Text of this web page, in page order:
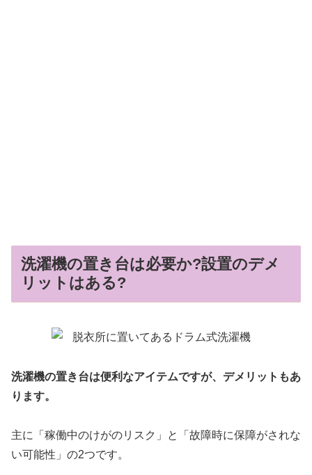
洗濯機の置き台は必要か?設置のデメ
リットはある?
洗濯機の置き台は便利なアイテムですが、デメリットもあ
ります。
主に「稼働中のけがのリスク」と「故障時に保障がされな
い可能性」の2つです。